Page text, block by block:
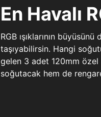
En Havalı
RGB ışıklarının
taşıyabilirsin. Hangi
gelen 3 adet 120mm özel
soğutacak hem de